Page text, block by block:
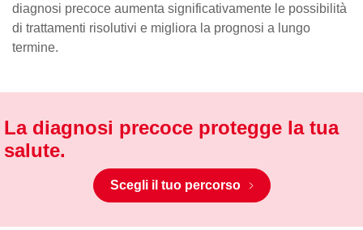
diagnosi precoce aumenta significativamente le possibilità
di trattamenti risolutivi e migliora la prognosi a lungo
termine.
La diagnosi precoce protegge la tua
salute.
Scegli il tuo percorso